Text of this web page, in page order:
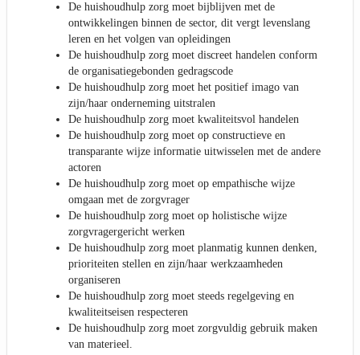
De huishoudhulp zorg moet bijblijven met de
ontwikkelingen binnen de sector, dit vergt levenslang
leren en het volgen van opleidingen
De huishoudhulp zorg moet discreet handelen conform
de organisatiegebonden gedragscode
De huishoudhulp zorg moet het positief imago van
zijn/haar onderneming uitstralen
De huishoudhulp zorg moet kwaliteitsvol handelen
De huishoudhulp zorg moet op constructieve en
transparante wijze informatie uitwisselen met de andere
actoren
De huishoudhulp zorg moet op empathische wijze
omgaan met de zorgvrager
De huishoudhulp zorg moet op holistische wijze
zorgvragergericht werken
De huishoudhulp zorg moet planmatig kunnen denken,
prioriteiten stellen en zijn/haar werkzaamheden
organiseren
De huishoudhulp zorg moet steeds regelgeving en
kwaliteitseisen respecteren
De huishoudhulp zorg moet zorgvuldig gebruik maken
van materieel.